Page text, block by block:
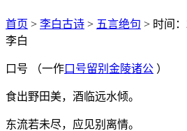
首页 > 李白古诗 > 五言绝句 > 时间
李白
口号 （一作口号留别金陵诸公 ）
食出野田美，酒临远水倾。
东流若未尽，应见别离情。